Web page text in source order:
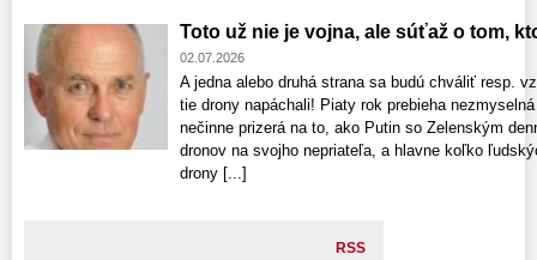
Toto už nie je vojna, ale súťaž o tom,
02.07.2026
A jedna alebo druhá strana sa budú chváliť resp.
tie drony napáchali! Piaty rok prebieha
nečinne prizerá na to, ako Putin so Zelenským
dronov na svojho nepriateľa, a hlavne koľko
drony [...]
RSS